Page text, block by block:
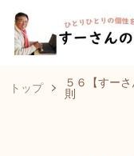
トップ
５６【すー
則